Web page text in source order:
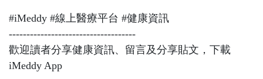
#iMeddy #線上醫療平台 #健康資訊
------------------------------------
歡迎讀者分享健康資訊、留言及分享貼文，下載
iMeddy App